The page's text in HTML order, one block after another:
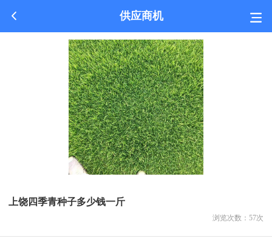
供应商机
上饶四季青种子多少钱一斤
浏览次数： 57次